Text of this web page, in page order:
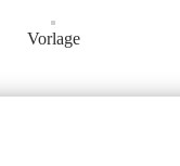
Vorlage